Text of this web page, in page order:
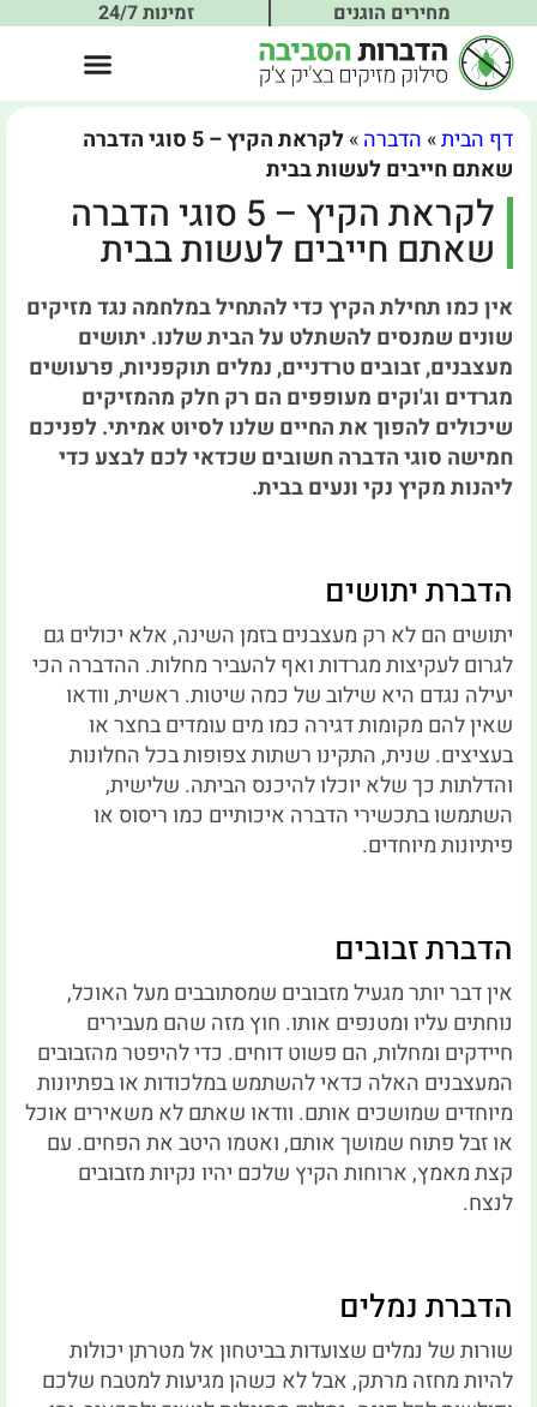
מחירים הוגנים זמינות 24/7
דף הבית» הדברה»
לקראת הקיץ – 5 סוגי הדברה
שאתם חייבים לעשות בבית
לקראת הקיץ – 5 סוגי הדברה
שאתם חייבים לעשות בבית
אין כמו תחילת הקיץ כדי להתחיל במלחמה נגד מזיקים
שונים שמנסים להשתלט על הבית שלנו. יתושים
מעצבנים, זבובים טרדניים, נמלים תוקפניות, פרעושים
מגרדים וג'וקים מעופפים הם רק חלק מהמזיקים
שיכולים להפוך את החיים שלנו לסיוט אמיתי. לפניכם
חמישה סוגי הדברה חשובים שכדאי לכם לבצע כדי
ליהנות מקיץ נקי ונעים בבית.
הדברת יתושים
יתושים הם לא רק מעצבנים בזמן השינה, אלא יכולים גם
לגרום לעקיצות מגרדות ואף להעביר מחלות. ההדברה הכי
יעילה נגדם היא שילוב של כמה שיטות. ראשית, וודאו
שאין להם מקומות דגירה כמו מים עומדים בחצר או
בעציצים. שנית, התקינו רשתות צפופות בכל החלונות
והדלתות כך שלא יוכלו להיכנס הביתה. שלישית,
השתמשו בתכשירי הדברה איכותיים כמו ריסוס או
פיתיונות מיוחדים.
הדברת זבובים
אין דבר יותר מגעיל מזבובים שמסתובבים מעל האוכל,
נוחתים עליו ומטנפים אותו. חוץ מזה שהם מעבירים
חיידקים ומחלות, הם פשוט דוחים. כדי להיפטר מהזבובים
המעצבנים האלה כדאי להשתמש במלכודות או בפתיונות
מיוחדים שמושכים אותם. וודאו שאתם לא משאירים אוכל
או זבל פתוח שמושך אותם, ואטמו היטב את הפחים. עם
קצת מאמץ, ארוחות הקיץ שלכם יהיו נקיות מזבובים
לנצח.
הדברת נמלים
שורות של נמלים שצועדות בביטחון אל מטרתן יכולות
להיות מחזה מרתק, אבל לא כשהן מגיעות למטבח שלכם